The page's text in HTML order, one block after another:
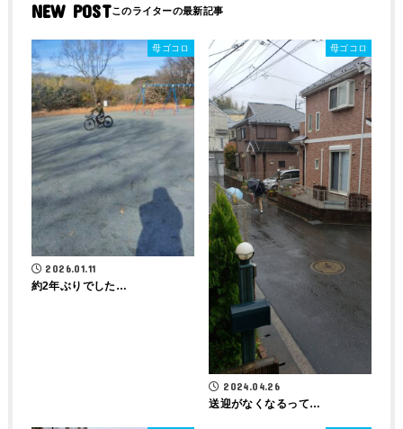
NEW POST
母ゴコロ
2026.01.11
約2年ぶりでした…
母ゴコロ
2024.04.26
送迎がなくなるって…